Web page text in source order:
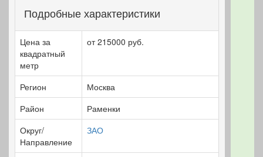
Подробные характеристики
Цена за
квадратный
метр
от 215000 руб.
Регион
Москва
Район
Раменки
Округ/
Направление
ЗАО